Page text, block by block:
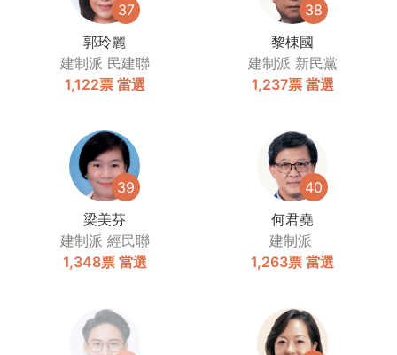
37
郭玲麗
建制派 民建聯
1,122票 當選
38
黎棟國
建制派 新民黨
1,237票 當選
39
梁美芬
建制派 經民聯
1,348票 當選
40
何君堯
建制派
1,263票 當選